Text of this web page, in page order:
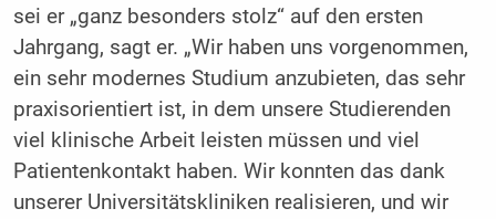
sei er „ganz besonders stolz“ auf den ersten
Jahrgang, sagt er. „Wir haben uns vorgenommen,
ein sehr modernes Studium anzubieten, das sehr
praxisorientiert ist, in dem unsere Studierenden
viel klinische Arbeit leisten müssen und viel
Patientenkontakt haben. Wir konnten das dank
unserer Universitätskliniken realisieren, und wir